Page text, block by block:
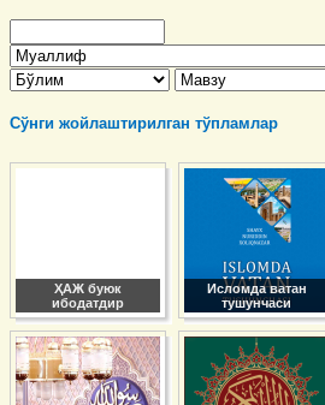
Сўнги жойлаштирилган тўпламлар
ҲАЖ буюк
ибодатдир
Исломда ватан
тушунчаси